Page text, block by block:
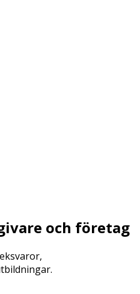
och företag